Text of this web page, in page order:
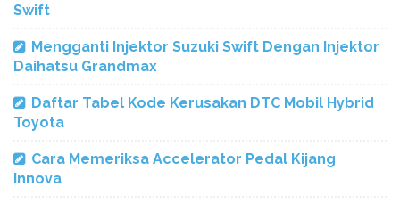
Swift
Mengganti Injektor Suzuki Swift Dengan Injektor
Daihatsu Grandmax
Daftar Tabel Kode Kerusakan DTC Mobil Hybrid
Toyota
Cara Memeriksa Accelerator Pedal Kijang
Innova